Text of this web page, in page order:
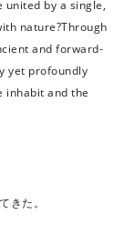
by a single,
nature?Through
and forward-
yet profoundly
inhabit and the
きた。